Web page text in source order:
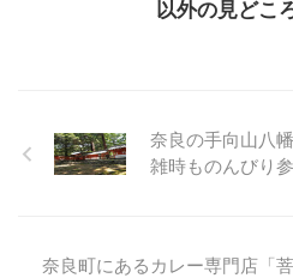
以外の見どこ
奈良の手向山八
雑時ものんびり
奈良町にあるカレー専門店「